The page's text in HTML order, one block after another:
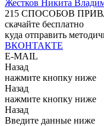
Жестков Никита
215 СПОСОБОВ
скачайте бесплатно
куда отправить
ВКОНТАКТЕ
E-MAIL
Назад
нажмите кнопку ниже
Назад
нажмите кнопку ниже
Назад
Введите данные ниже